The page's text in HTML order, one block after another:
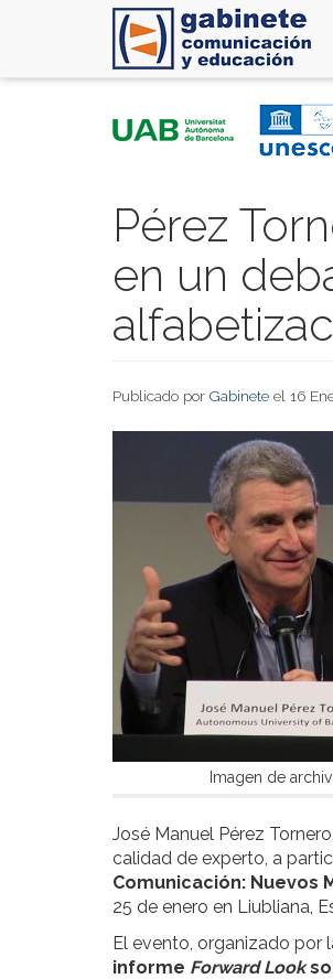
Pérez
en un
Publicado por Gabinete el 16
Imagen de
José Manuel Pérez
calidad de experto, a
Comunicación: Nuevos
25 de enero en Liubliana,
El evento, organizado por
informe Forward Look